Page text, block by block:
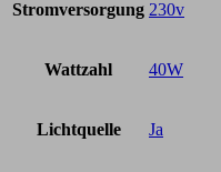
Stromversorgung 230v
Wattzahl 40W
Lichtquelle Ja